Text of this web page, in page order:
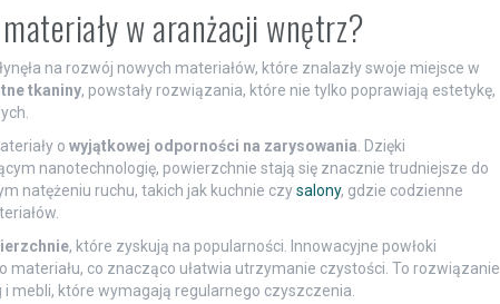
w aranżacji wnętrz?
na rozwój nowych materiałów, które znalazły swoje miejsce w
tkaniny, powstały rozwiązania, które nie tylko poprawiają estetykę,
o wyjątkowej odporności na zarysowania . Dzięki
nanotechnologię, powierzchnie stają się znacznie trudniejsze do
natężeniu ruchu, takich jak kuchnie czysalony, gdzie codzienne
, które zyskują na popularności. Innowacyjne powłoki
co znacząco ułatwia utrzymanie czystości. To rozwiązanie
mebli, które wymagają regularnego czyszczenia.